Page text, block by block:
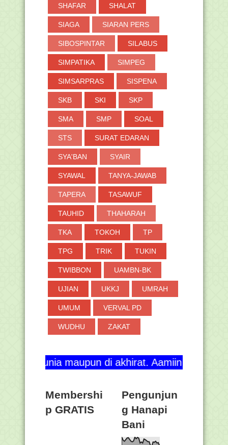
SHAFAR SHALAT
SIAGA SIARAN PERS
SIBOSPINTAR SILABUS
SIMPATIKA SIMPEG
SIMSARPRAS SISPENA
SKB SKI SKP
SMA SMP SOAL
STS SURAT EDARAN
SYA'BAN SYAIR
SYAWAL TANYA-JAWAB
TAPERA TASAWUF
TAUHID THAHARAH
TKA TOKOH TP
TPG TRIK TUKIN
TWIBBON UAMBN-BK
UJIAN UKKJ UMRAH
UMUM VERVAL PD
WUDHU ZAKAT
maupun di akhirat. Aamiin ya Rabbal
Membershi
p GRATIS
Pengunjun
g Hanapi
Bani